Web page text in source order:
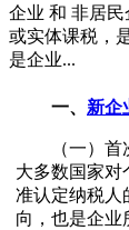
企业 和 非居
或实体课税，
是企业...
一、 新企
（一）首次
大多数国家对
准认定纳税人
向，也是企业